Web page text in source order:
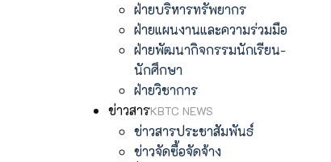
ฝ่ายบริหารทรัพยากร
ฝ่ายแผนงานและความร่วมมือ
ฝ่ายพัฒนากิจกรรมนักเรียน-
นักศึกษา
ฝ่ายวิชาการ
ข่าวสารKBTC NEWS
ข่าวสารประชาสัมพันธ์
ข่าวจัดซื้อจัดจ้าง